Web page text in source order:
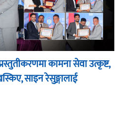
कामना सेवा उत्कृष्ट,
साइन रेसुङ्गालाई